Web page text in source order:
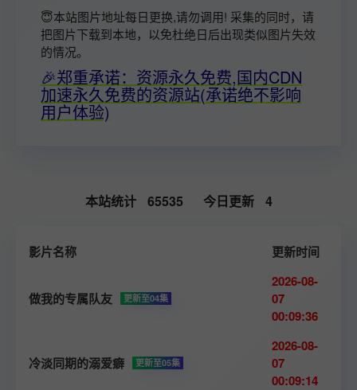
😇本站图片地址每日更换,请勿调用! 采集的同时，请
把图片下载到本地，以免杜绝日后出现类似图片失效
的情况。
🎉郑重承诺：资源永久免费,国内CDN
加速永久免费的资源站(承诺绝不影响
用户体验)
本站统计 65535 今日更新 4
影片名称 更新时间
做我的专属队友 更新至04集
2026-08-
07
00:09:36
冷淡同期的溺爱癖 更新至05集
2026-08-
07
00:09:14